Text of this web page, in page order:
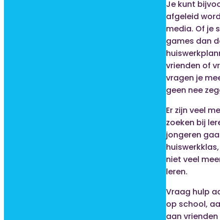
Je kunt
afgeleid
media. Of je
games dan
vrienden of
vragen je
geen nee
Er zijn veel
zoeken bij
jongeren
niet veel
leren.
Vraag hulp
op school,
aan